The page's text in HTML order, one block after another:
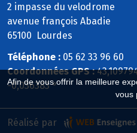
Afin de vous offrir la meilleure
vous
2 impasse du velodrome
avenue françois Abadie
65100 Lourdes
Téléphone : 05 62 33 96 60
Coordonnées GPS :
-0,036383 °
Réalisé par